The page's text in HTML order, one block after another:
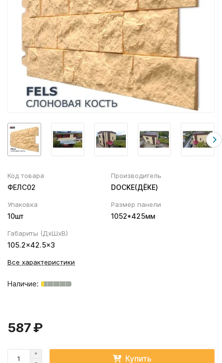
Вентиляционный выход
Колпаки, Проходы, Вент.ленты
Муфта трубы
Соединитель желоба
Трубы водосточные
Угол желоба
ХВОЙНАЯ фанера НЕ ШЛИФОВАННАЯ
Код товара
ФЕЛС02
Производитель
DOCKE(ДЁКЕ)
Упаковка
10шт
Размер панели
1052*425мм
Габариты (ДхШхВ)
105.2×42.5×3
Все характеристики
587 ₽
Купить